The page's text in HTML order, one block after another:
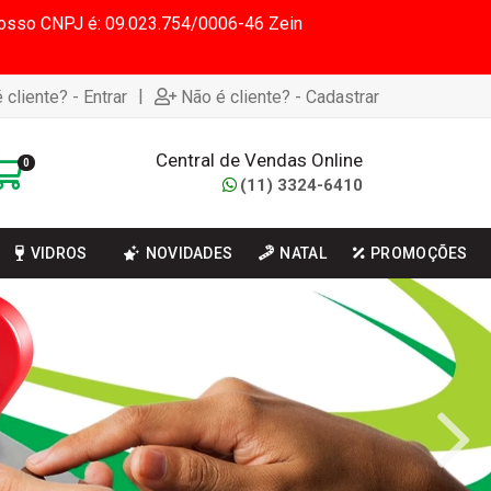
CNPJ é: 09.023.754/0006-46 Zein
cliente? - Entrar | Não é cliente? - Cadastrar
0 Central de Vendas Online
(11) 3324-6410
VIDROS NOVIDADES NATAL PROMOÇÕES